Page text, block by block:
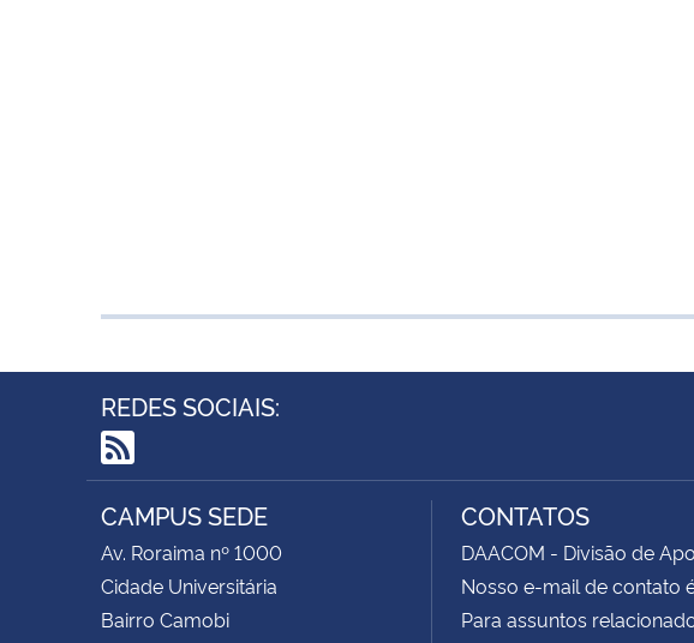
REDES SOCIAIS:
RSS
CAMPUS SEDE
Av. Roraima nº 1000
Cidade Universitária
Bairro Camobi
CONTATOS
DAACOM - Divisão de
Nosso e-mail de contato
Para assuntos